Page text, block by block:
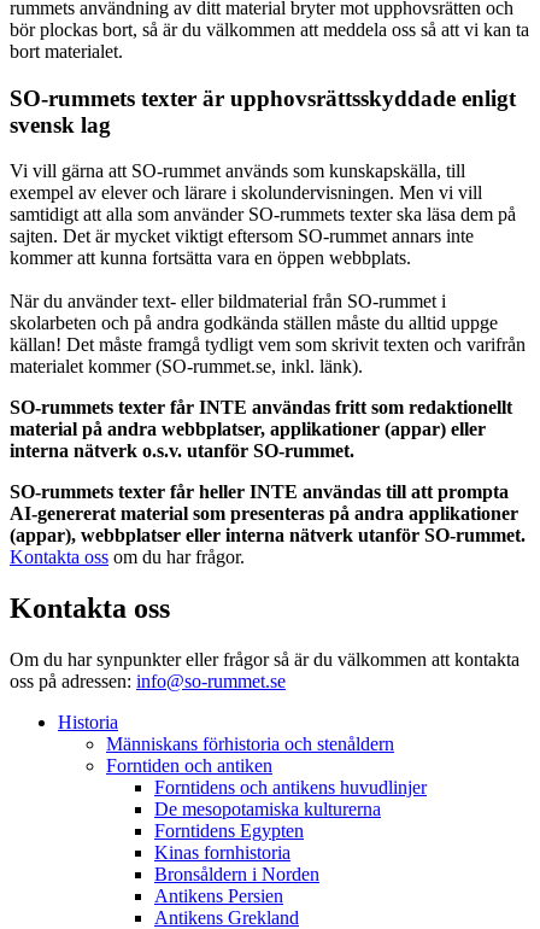
rummets användning av ditt material bryter mot upphovsrätten och
bör plockas bort, så är du välkommen att meddela oss så att vi kan ta
bort materialet.
SO-rummets texter är upphovsrättsskyddade enligt
svensk lag
Vi vill gärna att SO-rummet används som kunskapskälla, till
exempel av elever och lärare i skolundervisningen. Men vi vill
samtidigt att alla som använder SO-rummets texter ska läsa dem på
sajten. Det är mycket viktigt eftersom SO-rummet annars inte
kommer att kunna fortsätta vara en öppen webbplats.
När du använder text- eller bildmaterial från SO-rummet i
skolarbeten och på andra godkända ställen måste du alltid uppge
källan! Det måste framgå tydligt vem som skrivit texten och varifrån
materialet kommer (SO-rummet.se, inkl. länk).
SO-rummets texter får INTE användas fritt som redaktionellt
material på andra webbplatser, applikationer (appar) eller
interna nätverk o.s.v. utanför SO-rummet.
SO-rummets texter får heller INTE användas till att prompta
AI-genererat material som presenteras på andra applikationer
(appar), webbplatser eller interna nätverk utanför SO-rummet.
Kontakta oss om du har frågor.
Kontakta oss
Om du har synpunkter eller frågor så är du välkommen att kontakta
oss på adressen: info@so-rummet.se
Historia
Människans förhistoria och stenåldern
Forntiden och antiken
Forntidens och antikens huvudlinjer
De mesopotamiska kulturerna
Forntidens Egypten
Kinas fornhistoria
Bronsåldern i Norden
Antikens Persien
Antikens Grekland